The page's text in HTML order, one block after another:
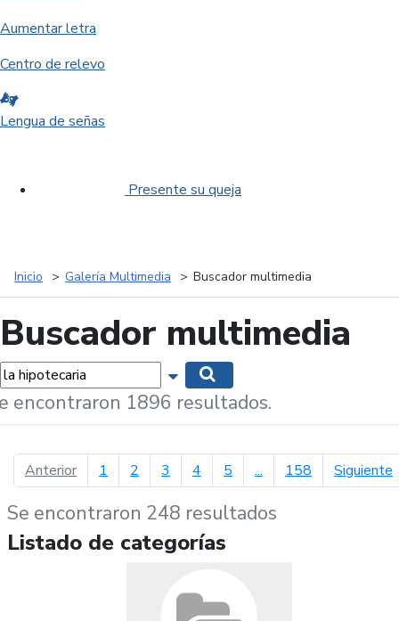
Aumentar letra
Centro de relevo
Lengua de señas
Presente su queja
Inicio Galería Multimedia Buscador multimedia
Buscador multimedia
Mostrar opciones de búsqueda
encontraron 1896 resultados.
Anteriorpágina anterior
1 2 3 4 5 ... 158 Siguiente
Se encontraron 248 resultados
Listado de categorías